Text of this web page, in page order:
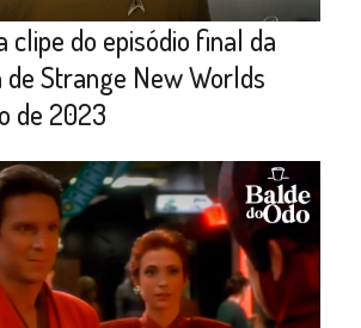
clipe do episódio final da
Strange New Worlds
de 2023